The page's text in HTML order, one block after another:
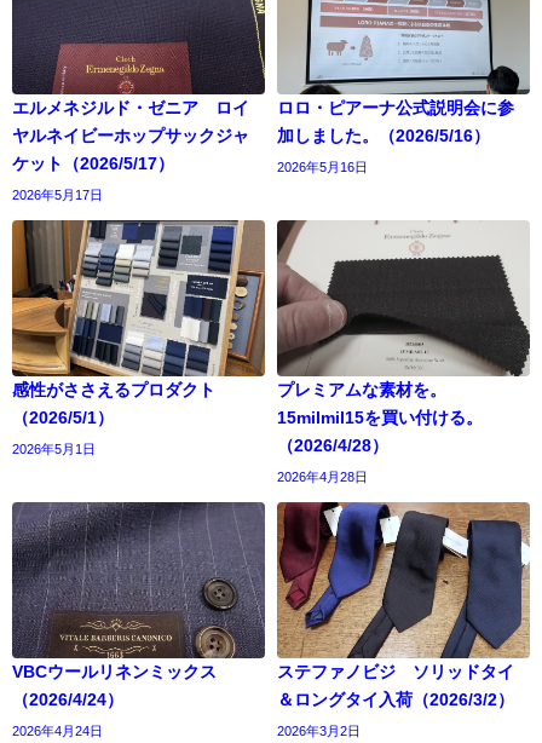
エルメネジルド・ゼニア ロイ
ヤルネイビーホップサックジャ
ケット（2026/5/17）
2026年5月17日
ロロ・ピアーナ公式説明会に参
加しました。（2026/5/16）
2026年5月16日
感性がささえるプロダクト
（2026/5/1）
2026年5月1日
プレミアムな素材を。
15milmil15を買い付ける。
（2026/4/28）
2026年4月28日
VBCウールリネンミックス
（2026/4/24）
2026年4月24日
ステファノビジ ソリッドタイ
＆ロングタイ入荷（2026/3/2）
2026年3月2日